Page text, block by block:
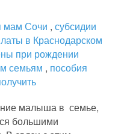
мам Сочи , субсидии
в Краснодарском
при рождении
семьям , пособия
малыша в семье,
большими